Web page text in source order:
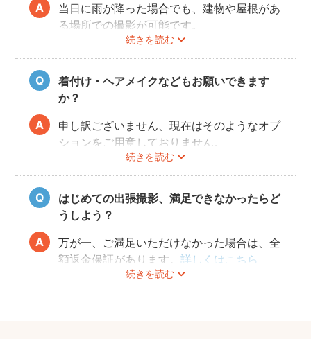
続きを読む
当日に雨が降った場合でも、建物や屋根があ
る場所での撮影が可能です。
また、撮影の実施が難しいと判断される天候
不良の場合は、事前にフォトグラファーと決
行もしくは日時変更を相談してください。
日時変更方法は
こちら をご参照ください。
着付け・ヘアメイクなどもお願いできます
か？
続きを読む
申し訳ございません、現在はそのようなオプ
ションをご用意しておりません。
はじめての出張撮影、満足できなかったらど
うしよう？
続きを読む
万が一、ご満足いただけなかった場合は、全
額返金保証があります。詳しくはこちら